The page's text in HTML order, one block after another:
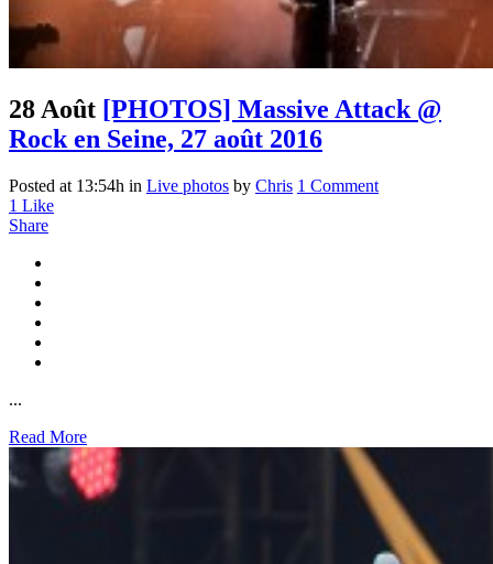
28 Août [PHOTOS] Massive Attack @
Rock en Seine, 27 août 2016
Posted at 13:54h in Live photos by Chris 1 Comment
1 Like
Share
...
Read More